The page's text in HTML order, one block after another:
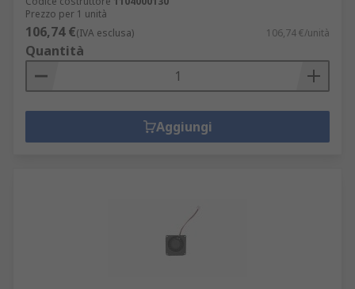
Prezzo per 1 unità
106,74 €(IVA esclusa) 106,74 €/unità
Quantità
Aggiungi